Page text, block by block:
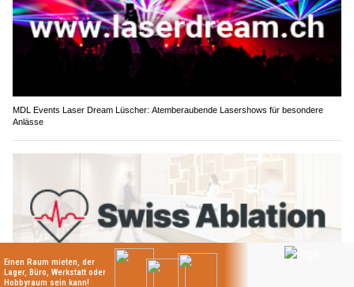
MDL Events Laser Dream Lüscher: Atemberaubende Lasershows für besondere
Anlässe